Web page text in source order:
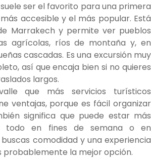
suele ser el favorito para una primera
accesible y el más popular. Está
Marrakech y permite ver pueblos
agrícolas, ríos de montaña y, en
cascadas. Es una excursión muy
así que encaja bien si no quieres
largos.
que más servicios turísticos
ventajas, porque es fácil organizar
significa que puede estar más
todo en fines de semana o en
comodidad y una experiencia
probablemente la mejor opción.